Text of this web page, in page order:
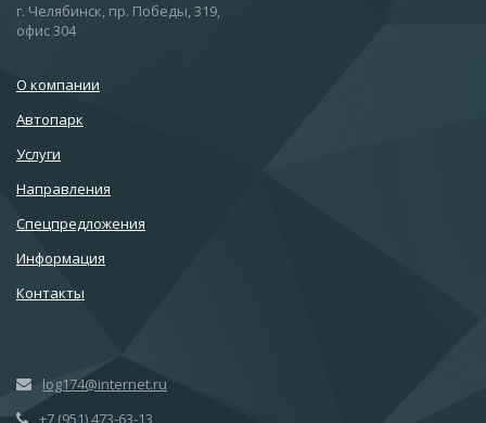
г. Челябинск, пр. Победы, 319,
офис 304
О компании
Автопарк
Услуги
Направления
Спецпредложения
Информация
Контакты
log174@internet.ru
+7 (951) 473-63-13